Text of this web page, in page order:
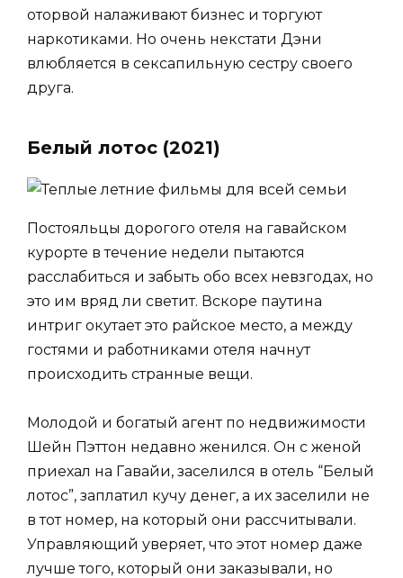
оторвой налаживают бизнес и торгуют
наркотиками. Но очень некстати Дэни
влюбляется в сексапильную сестру своего
друга.
Белый лотос (2021)
Постояльцы дорогого отеля на гавайском
курорте в течение недели пытаются
расслабиться и забыть обо всех невзгодах, но
это им вряд ли светит. Вскоре паутина
интриг окутает это райское место, а между
гостями и работниками отеля начнут
происходить странные вещи.
Молодой и богатый агент по недвижимости
Шейн Пэттон недавно женился. Он с женой
приехал на Гавайи, заселился в отель “Белый
лотос”, заплатил кучу денег, а их заселили не
в тот номер, на который они рассчитывали.
Управляющий уверяет, что этот номер даже
лучше того, который они заказывали, но